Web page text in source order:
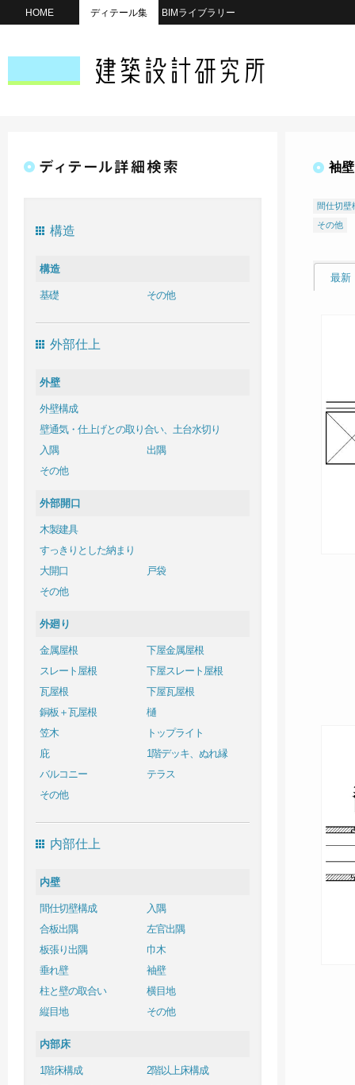
HOME ディテール集 BIMライブラリー
構造
構造
基礎 その他
外部仕上
外壁
外壁構成
壁通気・仕上げとの取り合い、土台水切り
入隅
出隅
その他
外部開口
木製建具
すっきりとした納まり
大開口
戸袋
その他
外廻り
金属屋根
下屋金属屋根
スレート屋根
下屋スレート屋根
瓦屋根
下屋瓦屋根
銅板＋瓦屋根
樋
笠木
トップライト
庇
1階デッキ、ぬれ縁
バルコニー
テラス
その他
内部仕上
内壁
間仕切壁構成
入隅
合板出隅
左官出隅
板張り出隅
巾木
垂れ壁
袖壁
柱と壁の取合い
横目地
縦目地
その他
内部床
1階床構成
2階以上床構成
袖壁
間仕切壁
その他
最新